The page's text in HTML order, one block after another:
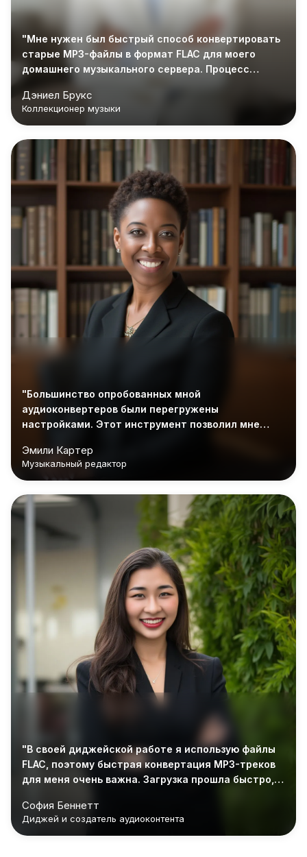
"Мне нужен был быстрый способ конвертировать
старые MP3-файлы в формат FLAC для моего
домашнего музыкального сервера. Процесс
упорядоченном виде."
Дэниел Брукс
Коллекционер музыки
"Большинство опробованных мной
аудиоконвертеров были перегружены
настройками. Этот инструмент позволил мне
минуты без установки чего-либо."
Эмили Картер
Музыкальный редактор
"В своей диджейской работе я использую файлы
FLAC, поэтому быстрая конвертация MP3-треков
для меня очень важна. Загрузка прошла быстро, и
София Беннетт
Диджей и создатель аудиоконтента